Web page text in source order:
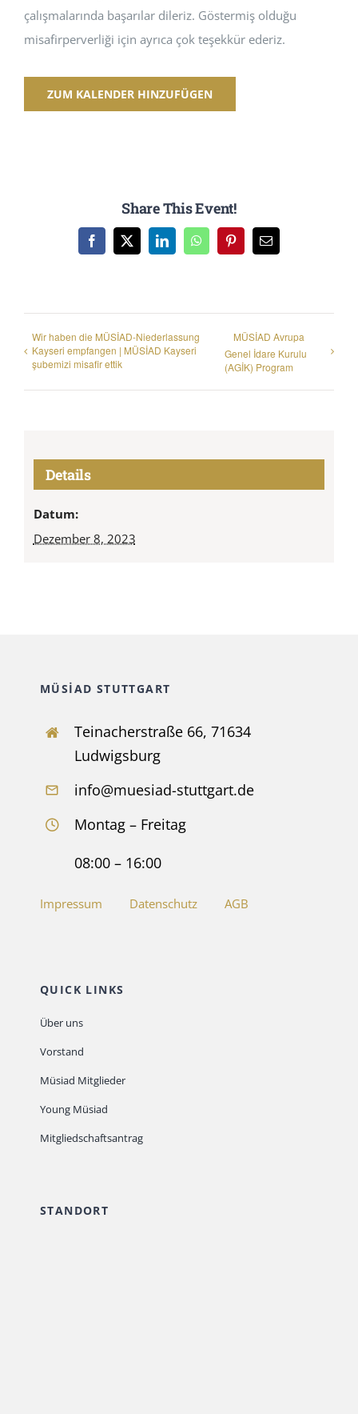
çalışmalarında başarılar dileriz. Göstermiş olduğu
misafirperverliği için ayrıca çok teşekkür ederiz.
ZUM KALENDER HINZUFÜGEN
Share This Event!
Facebook
X LinkedInWhatsAppPinterest
E-
Mail
Wir haben die MÜSİAD-Niederlassung
Kayseri empfangen | MÜSİAD Kayseri
şubemizi misafir ettik
MÜSİAD Avrupa
Genel İdare Kurulu
(AGİK) Program
Details
Datum:
Dezember 8, 2023
MÜSİAD STUTTGART
Teinacherstraße 66, 71634
Ludwigsburg
info@muesiad-stuttgart.de
Montag – Freitag
08:00 – 16:00
Impressum Datenschutz AGB
QUICK LINKS
Über uns
Vorstand
Müsiad Mitglieder
Young Müsiad
Mitgliedschaftsantrag
STANDORT